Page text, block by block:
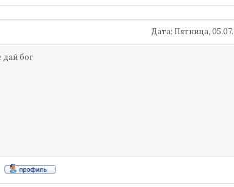
Дата: Пятница,
дай бог